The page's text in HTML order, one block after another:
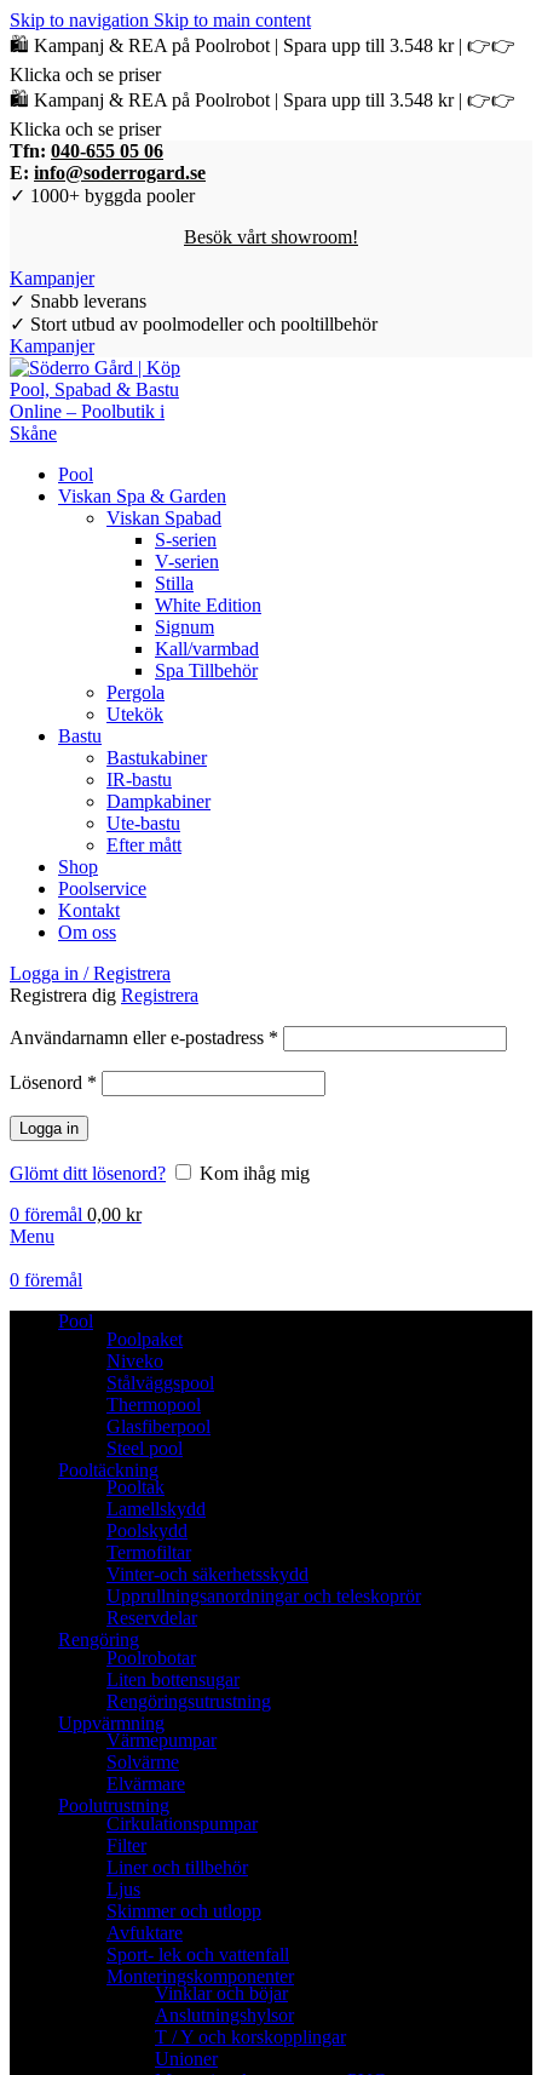
Skip to navigation Skip to main content
🛍️ Kampanj & REA på Poolrobot | Spara upp till 3.548 kr | 👉👉
Klicka och se priser
🛍️ Kampanj & REA på Poolrobot | Spara upp till 3.548 kr | 👉👉
Klicka och se priser
Tfn: 040-655 05 06
E: info@soderrogard.se
✓ 1000+ byggda pooler
Besök vårt showroom!
Kampanjer
✓ Snabb leverans
✓ Stort utbud av poolmodeller och pooltillbehör
Kampanjer
Pool
Viskan Spa & Garden
Viskan Spabad
S-serien
V-serien
Stilla
White Edition
Signum
Kall/varmbad
Spa Tillbehör
Pergola
Utekök
Bastu
Bastukabiner
IR-bastu
Dampkabiner
Ute-bastu
Efter mått
Shop
Poolservice
Kontakt
Om oss
Logga in / Registrera
Registrera dig Registrera
Användarnamn eller e-postadress *
Lösenord *
Logga in
Glömt ditt lösenord?
Kom ihåg mig
0 föremål 0,00 kr
Menu
0 föremål
Pool
Poolpaket
Niveko
Stålväggspool
Thermopool
Glasfiberpool
Steel pool
Pooltäckning
Pooltak
Lamellskydd
Poolskydd
Termofiltar
Vinter-och säkerhetsskydd
Upprullningsanordningar och teleskoprör
Reservdelar
Rengöring
Poolrobotar
Liten bottensugar
Rengöringsutrustning
Uppvärmning
Värmepumpar
Solvärme
Elvärmare
Poolutrustning
Cirkulationspumpar
Filter
Liner och tillbehör
Ljus
Skimmer och utlopp
Avfuktare
Sport- lek och vattenfall
Monteringskomponenter
Vinklar och böjar
Anslutningshylsor
T / Y och korskopplingar
Unioner